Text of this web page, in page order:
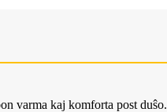
varma kaj komforta post duŝo.